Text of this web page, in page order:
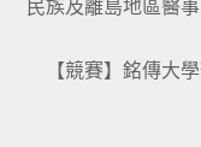
articles
民族及離島地區醫
【競賽】銘傳大